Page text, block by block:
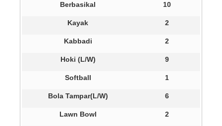
Berbasikal 10
Kayak 2
Kabbadi 2
Hoki (L/W) 9
Softball 1
Bola Tampar(L/W) 6
Lawn Bowl 2